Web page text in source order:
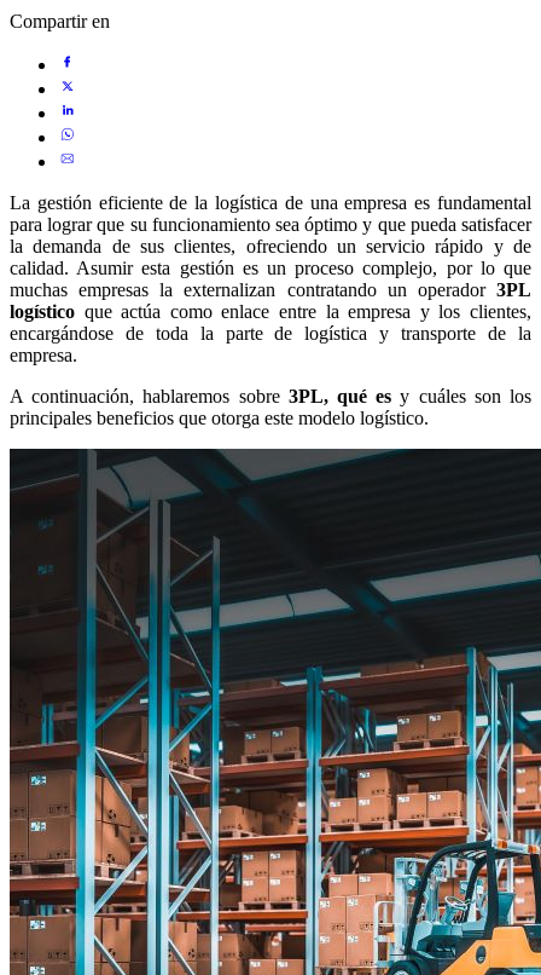
Compartir en
La gestión eficiente de la logística de una empresa es fundamental
para lograr que su funcionamiento sea óptimo y que pueda satisfacer
la demanda de sus clientes, ofreciendo un servicio rápido y de
calidad. Asumir esta gestión es un proceso complejo, por lo que
muchas empresas la externalizan contratando un operador 3PL
logístico que actúa como enlace entre la empresa y los clientes,
encargándose de toda la parte de logística y transporte de la
empresa.
A continuación, hablaremos sobre3PL, qué es y cuáles son los
principales beneficios que otorga este modelo logístico.